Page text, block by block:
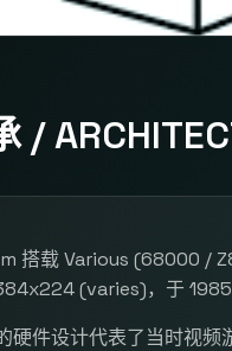
/
搭载 Various (68000 /
(varies)，于 1985
硬件设计代表了当时视